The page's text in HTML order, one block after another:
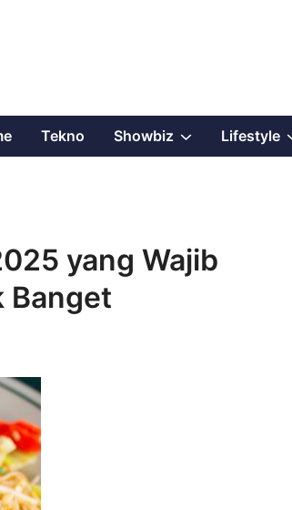
Tekno Showbiz ShowLifestyle
yang Wajib
Banget